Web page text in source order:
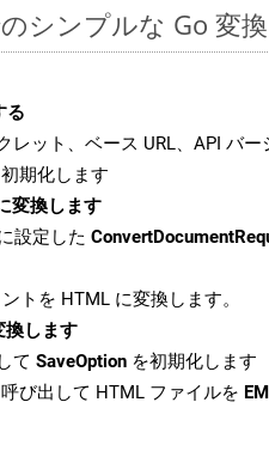
シンプルな Go 変換
る
レット、ベース URL、API バー
期化します
変換します
設定した
トを HTML に変換します。
換します
て SaveOption を初期化します
び出して HTML ファイルを